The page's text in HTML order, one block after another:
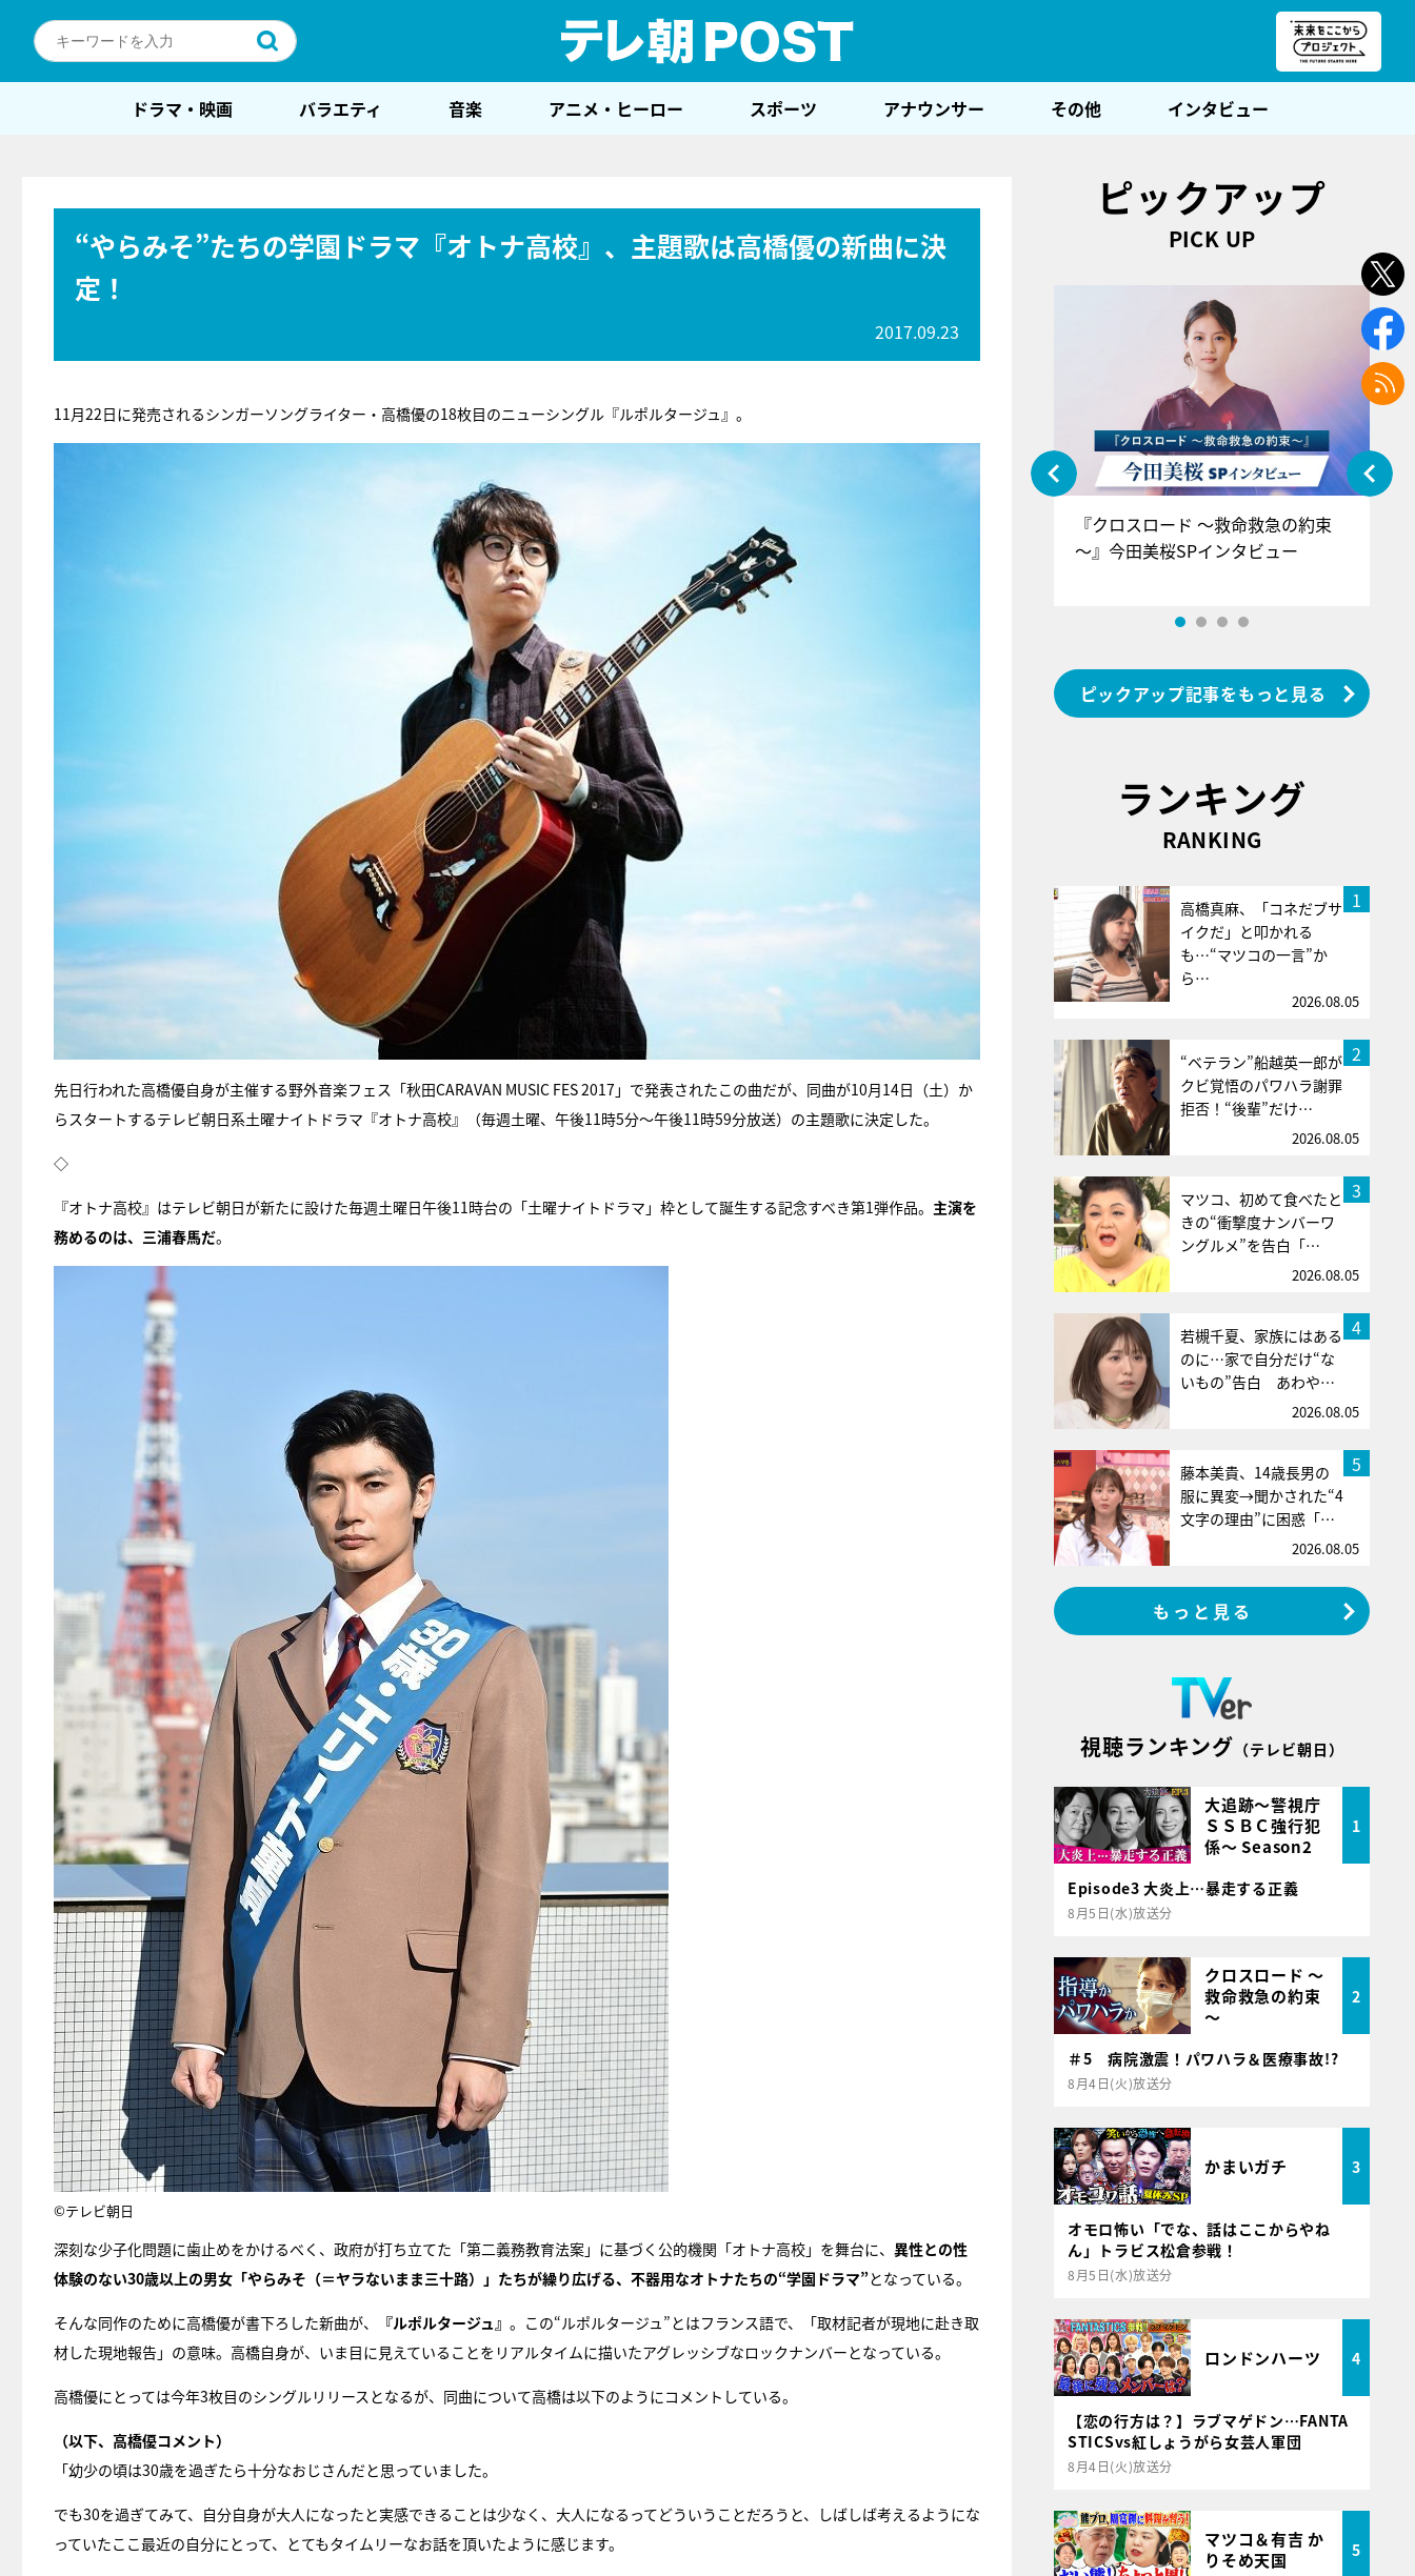
ドラマ・映画 バラエティ 音楽 アニメ・ヒーロー スポーツ アナウンサー その他 インタビュー
“やらみそ”たちの学園ドラマ『オトナ高校』、主題歌は高橋優の新曲に決
定！
2017.09.23
11月22日に発売されるシンガーソングライター・高橋優の18枚目のニューシングル『ルポルタージュ』。
先日行われた高橋優自身が主催する野外音楽フェス「秋田CARAVAN MUSIC FES 2017」で発表されたこの曲だが、同曲が10月14日（土）か
らスタートするテレビ朝日系土曜ナイトドラマ『オトナ高校』（毎週土曜、午後11時5分～午後11時59分放送）の主題歌に決定した。
◇
『オトナ高校』はテレビ朝日が新たに設けた毎週土曜日午後11時台の「土曜ナイトドラマ」枠として誕生する記念すべき第1弾作品。 主演を
務めるのは、三浦春馬だ。
©テレビ朝日
深刻な少子化問題に歯止めをかけるべく、政府が打ち立てた「第二義務教育法案」に基づく公的機関「オトナ高校」を舞台に、 異性との性
体験のない30歳以上の男女「やらみそ（＝ヤラないまま三十路）」たちが繰り広げる、不器用なオトナたちの“学園ドラマ”となっている。
そんな同作のために高橋優が書下ろした新曲が、 『ルポルタージュ』 。この“ルポルタージュ”とはフランス語で、「取材記者が現地に赴き取
材した現地報告」の意味。高橋自身が、いま目に見えていることをリアルタイムに描いたアグレッシブなロックナンバーとなっている。
高橋優にとっては今年3枚目のシングルリリースとなるが、同曲について高橋は以下のようにコメントしている。
（以下、高橋優コメント）
「幼少の頃は30歳を過ぎたら十分なおじさんだと思っていました。
でも30を過ぎてみて、自分自身が大人になったと実感できることは少なく、大人になるってどういうことだろうと、しばしば考えるようにな
っていたここ最近の自分にとって、とてもタイムリーなお話を頂いたように感じます。
ピックアップ
PICK UP
『アイ＝ラブ！げーみんぐ』＝LOV
E齋藤樹愛羅＆佐々木舞香SPインタ
ビュー
『クロスロード ～救命救急の約束
～』今田美桜SPインタビュー
ピックアップ記事をもっと見る
ランキング
RANKING
1
高橋真麻、「コネだブサ
イクだ」と叩かれる
も…“マツコの一言”か
ら…
2026.08.05
2
“ベテラン”船越英一郎が
クビ覚悟のパワハラ謝罪
拒否！“後輩”だけ…
2026.08.05
3
マツコ、初めて食べたと
きの“衝撃度ナンバーワ
ングルメ”を告白「…
2026.08.05
4
若槻千夏、家族にはある
のに…家で自分だけ“な
いもの”告白 あわや…
2026.08.05
5
藤本美貴、14歳長男の
服に異変→聞かされた“4
文字の理由”に困惑「…
2026.08.05
もっと見る
視聴ランキング （テレビ朝日）
大追跡～警視庁
ＳＳＢＣ強行犯
係～ Season2
1
Episode3 大炎上…暴走する正義
8月5日(水)放送分
クロスロード ～
救命救急の約束
～
2
＃5 病院激震！パワハラ＆医療事故!?
8月4日(火)放送分
かまいガチ 3
オモロ怖い「でな、話はここからやね
ん」トラビス松倉参戦！
8月5日(水)放送分
ロンドンハーツ 4
【恋の行方は？】ラブマゲドン…FANTA
STICSvs紅しょうがら女芸人軍団
8月4日(火)放送分
マツコ＆有吉 か
りそめ天国
5